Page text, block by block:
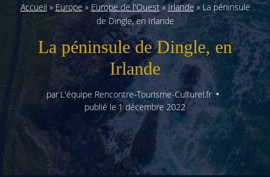
Accueil »Europe» Europe de l'Ouest»Irlande »La péninsule
de Dingle, en Irlande
La péninsule de Dingle, en
Irlande
par L'équipe Rencontre-Tourisme-Culturel.fr
publié le 1 décembre 2022